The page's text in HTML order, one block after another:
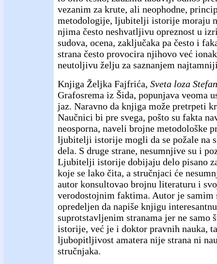
vezanim za krute, ali neophodne,
metodologije, ljubitelji istorije moraju
njima često neshvatljivu opreznost u
sudova, ocena, zaključaka pa često i
strana često provocira njihovo već
neutoljivu želju za saznanjem
Knjiga Željka Fajfrića, Sveta loza
Grafosrema iz Šida, popunjava veoma
jaz. Naravno da knjiga može pretrpeti
Naučnici bi pre svega, pošto su fakta
neosporna, naveli brojne metodološke
ljubitelji istorije mogli da se požale na
dela. S druge strane, nesumnjive su i
Ljubitelji istorije dobijaju delo pisano
koje se lako čita, a stručnjaci će
autor konsultovao brojnu literaturu i
verodostojnim faktima. Autor je
opredeljen da napiše knjigu
suprotstavljenim stranama jer ne samo
istorije, već je i doktor pravnih nauka,
ljubopitljivost amatera nije strana ni
stručnjaka.